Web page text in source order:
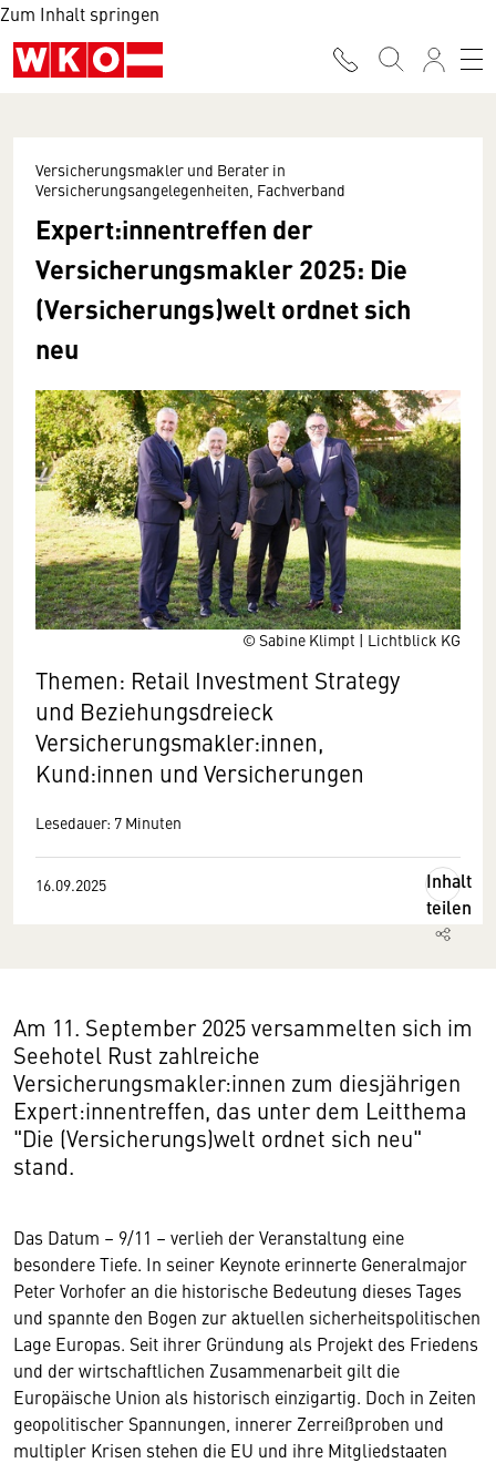
Zum Inhalt springen
© Sabine Klimpt | Lichtblick KG
Versicherungsmakler und Berater in
Versicherungsangelegenheiten, Fachverband
Expert:innentreffen der
Versicherungsmakler 2025: Die
(Versicherungs)welt ordnet sich
neu
Themen: Retail Investment Strategy
und Beziehungsdreieck
Versicherungsmakler:innen,
Kund:innen und Versicherungen
Lesedauer: 7 Minuten
16.09.2025
Inhalt
teilen
Am 11. September 2025 versammelten sich im
Seehotel Rust zahlreiche
Versicherungsmakler:innen zum diesjährigen
Expert:innentreffen, das unter dem Leitthema
"Die (Versicherungs)welt ordnet sich neu"
stand.
Das Datum – 9/11 – verlieh der Veranstaltung eine
besondere Tiefe. In seiner Keynote erinnerte Generalmajor
Peter Vorhofer an die historische Bedeutung dieses Tages
und spannte den Bogen zur aktuellen sicherheitspolitischen
Lage Europas. Seit ihrer Gründung als Projekt des Friedens
und der wirtschaftlichen Zusammenarbeit gilt die
Europäische Union als historisch einzigartig. Doch in Zeiten
geopolitischer Spannungen, innerer Zerreißproben und
multipler Krisen stehen die EU und ihre Mitgliedstaaten